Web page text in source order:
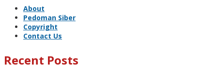
About
Pedoman Siber
Copyright
Contact Us
Recent Posts